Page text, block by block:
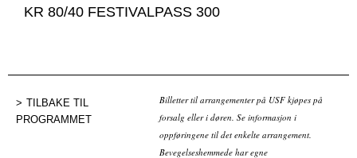
KR 80/40 FESTIVALPASS 300
TILBAKE TIL
PROGRAMMET
Billetter til arrangementer på USF kjøpes på
forsalg eller i døren. Se informasjon i
oppføringene til det enkelte arrangement.
Bevegelseshemmede har egne